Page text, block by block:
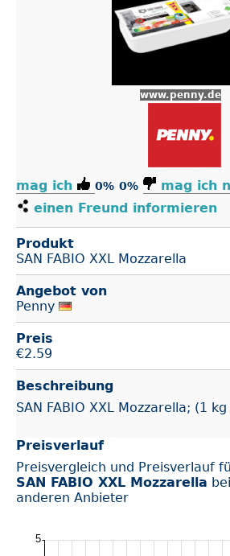
www.penny.de
mag ich 0% 0% mag ich
einen Freund informieren
Produkt
SAN FABIO XXL Mozzarella
Angebot von
Penny
Preis
€2.59
Beschreibung
SAN FABIO XXL Mozzarella; (1
Preisverlauf
Preisvergleich und Preisverlauf
SAN FABIO XXL Mozzarella
anderen Anbieter